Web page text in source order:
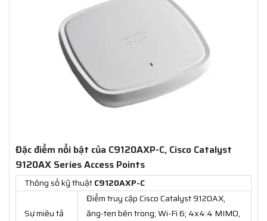
Đặc điểm nổi bật của C9120AXP-C, Cisco Catalyst
9120AX Series Access Points
Thông số kỹ thuậtC9120AXP-C
Sự miêu tả
Điểm truy cập Cisco Catalyst 9120AX,
ăng-ten bên trong; Wi-Fi 6; 4x4:4 MIMO,